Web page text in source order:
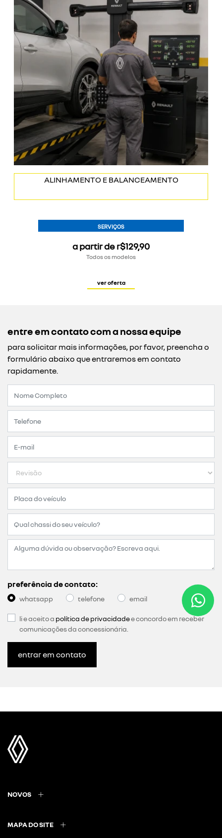
ALINHAMENTO E BALANCEAMENTO
a partir de r$129,90
SERVIÇOS
Todos os modelos
ver oferta
entre em contato com a nossa equipe
para solicitar mais informações, por favor, preencha o
formulário abaixo que entraremos em contato
rapidamente.
preferência de contato:
whatsapp telefone email
li e aceito a política de privacidadee concordo em receber
comunicações da concessionária.
entrar em contato
NOVOS
MAPA DO SITE